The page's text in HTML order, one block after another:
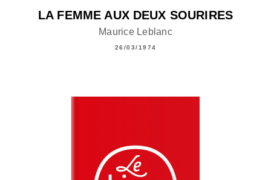
LA FEMME AUX DEUX SOURIRES
Maurice Leblanc
26/03/1974